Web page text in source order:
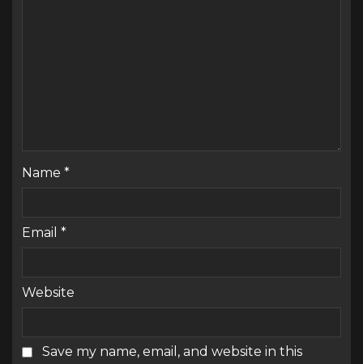
Name *
Email *
Website
Save my name, email, and website in this